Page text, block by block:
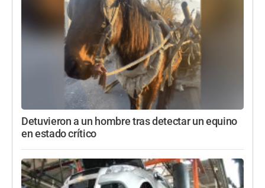
Detuvieron a un hombre tras detectar un equino
en estado crítico